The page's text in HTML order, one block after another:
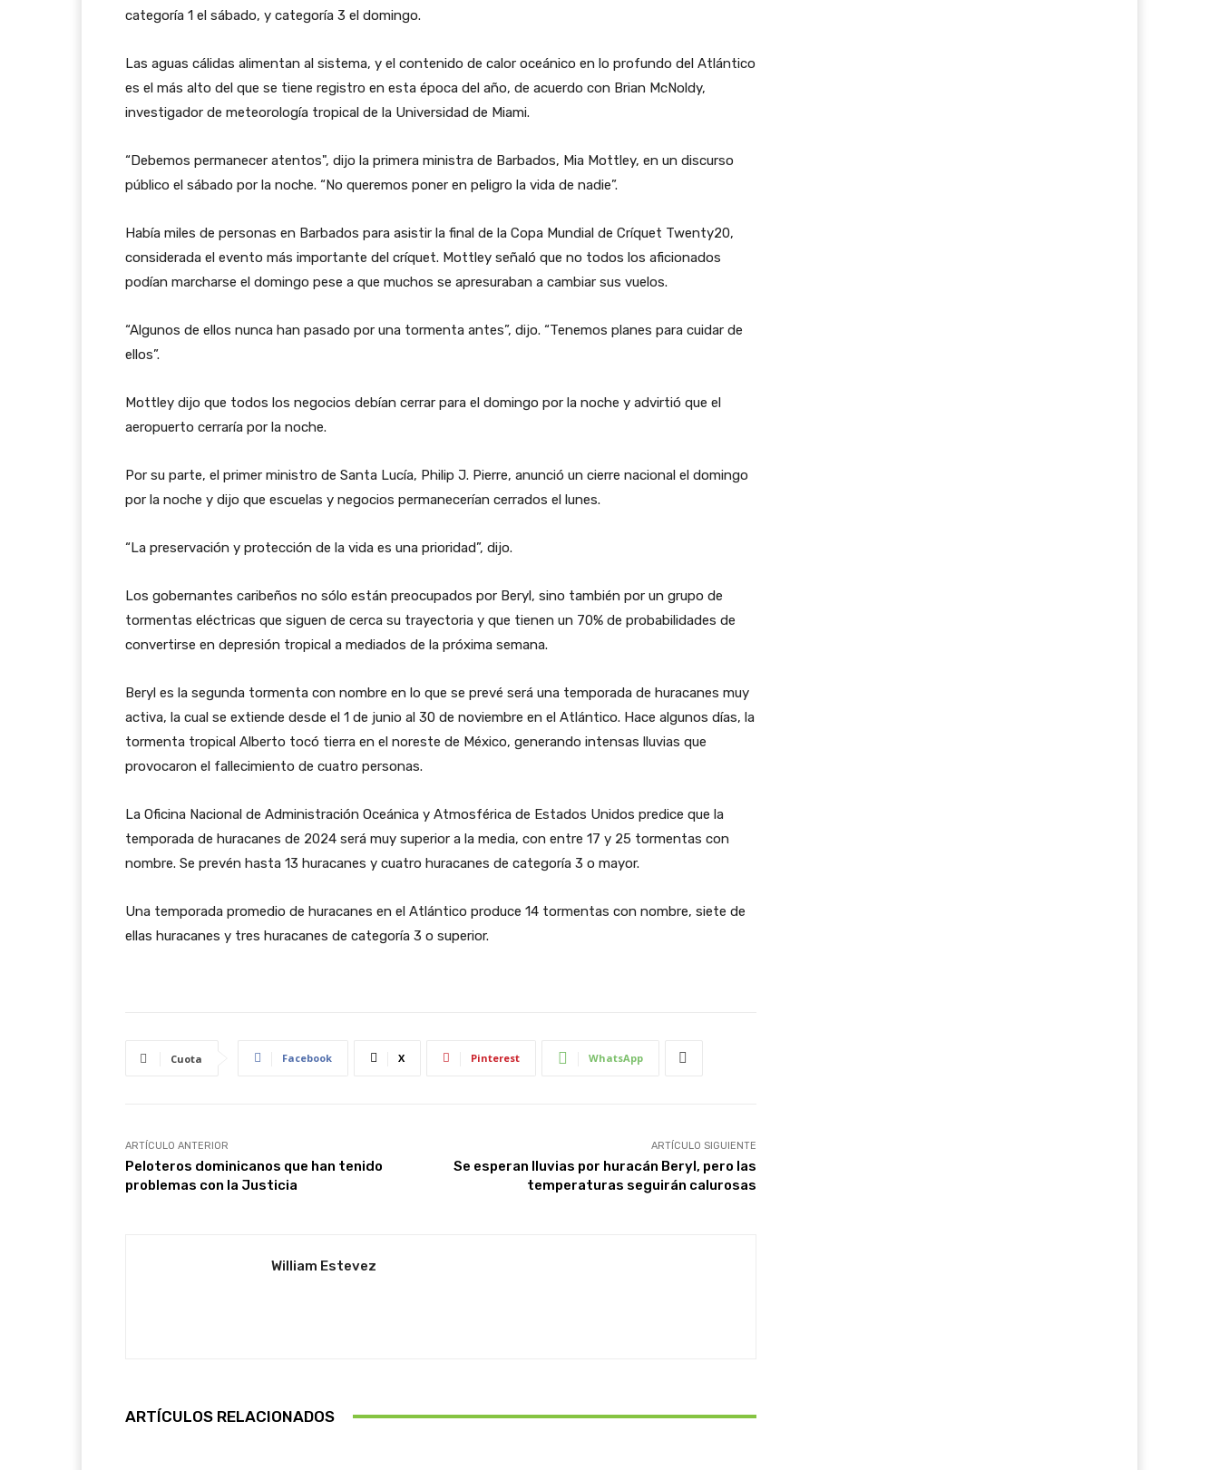
categoría 1 el sábado, y categoría 3 el domingo.
Las aguas cálidas alimentan al sistema, y el contenido de calor oceánico en lo profundo del Atlántico
es el más alto del que se tiene registro en esta época del año, de acuerdo con Brian McNoldy,
investigador de meteorología tropical de la Universidad de Miami.
“Debemos permanecer atentos", dijo la primera ministra de Barbados, Mia Mottley, en un discurso
público el sábado por la noche. “No queremos poner en peligro la vida de nadie”.
Había miles de personas en Barbados para asistir la final de la Copa Mundial de Críquet Twenty20,
considerada el evento más importante del críquet. Mottley señaló que no todos los aficionados
podían marcharse el domingo pese a que muchos se apresuraban a cambiar sus vuelos.
“Algunos de ellos nunca han pasado por una tormenta antes”, dijo. “Tenemos planes para cuidar de
ellos”.
Mottley dijo que todos los negocios debían cerrar para el domingo por la noche y advirtió que el
aeropuerto cerraría por la noche.
Por su parte, el primer ministro de Santa Lucía, Philip J. Pierre, anunció un cierre nacional el domingo
por la noche y dijo que escuelas y negocios permanecerían cerrados el lunes.
“La preservación y protección de la vida es una prioridad”, dijo.
Los gobernantes caribeños no sólo están preocupados por Beryl, sino también por un grupo de
tormentas eléctricas que siguen de cerca su trayectoria y que tienen un 70% de probabilidades de
convertirse en depresión tropical a mediados de la próxima semana.
Beryl es la segunda tormenta con nombre en lo que se prevé será una temporada de huracanes muy
activa, la cual se extiende desde el 1 de junio al 30 de noviembre en el Atlántico. Hace algunos días, la
tormenta tropical Alberto tocó tierra en el noreste de México, generando intensas lluvias que
provocaron el fallecimiento de cuatro personas.
La Oficina Nacional de Administración Oceánica y Atmosférica de Estados Unidos predice que la
temporada de huracanes de 2024 será muy superior a la media, con entre 17 y 25 tormentas con
nombre. Se prevén hasta 13 huracanes y cuatro huracanes de categoría 3 o mayor.
Una temporada promedio de huracanes en el Atlántico produce 14 tormentas con nombre, siete de
ellas huracanes y tres huracanes de categoría 3 o superior.
Cuota Facebook X Pinterest WhatsApp
ARTÍCULO ANTERIOR
Peloteros dominicanos que han tenido
problemas con la Justicia
ARTÍCULO SIGUIENTE
Se esperan lluvias por huracán Beryl, pero las
temperaturas seguirán calurosas
William Estevez
ARTÍCULOS RELACIONADOS